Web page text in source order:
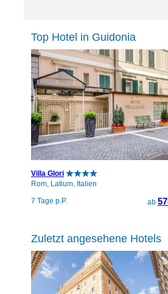
Top Hotel in Guidonia
Villa Glori
Rom, Latium, Italien
7 Tage p.P.
ab
Zuletzt angesehene Hotels